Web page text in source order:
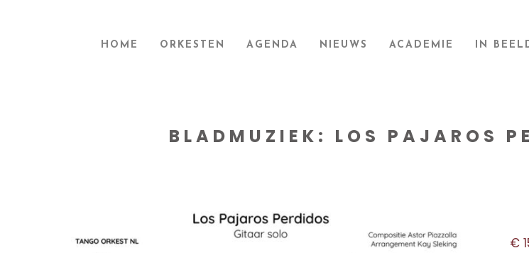
HOME ORKESTEN AGENDA NIEUWS ACADEMIE IN
BLADMUZIEK: LOS PAJAROS
€